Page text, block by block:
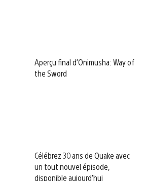
Aperçu final d’Onimusha: Way of
the Sword
Célébrez 30 ans de Quake avec
un tout nouvel épisode,
disponible aujourd’hui